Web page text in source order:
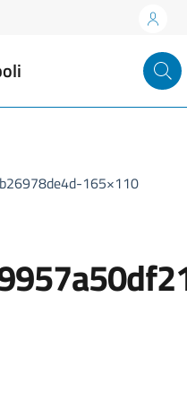
165×110